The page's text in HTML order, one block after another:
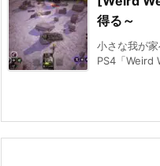
得る～
小さな我が
PS4「Weird